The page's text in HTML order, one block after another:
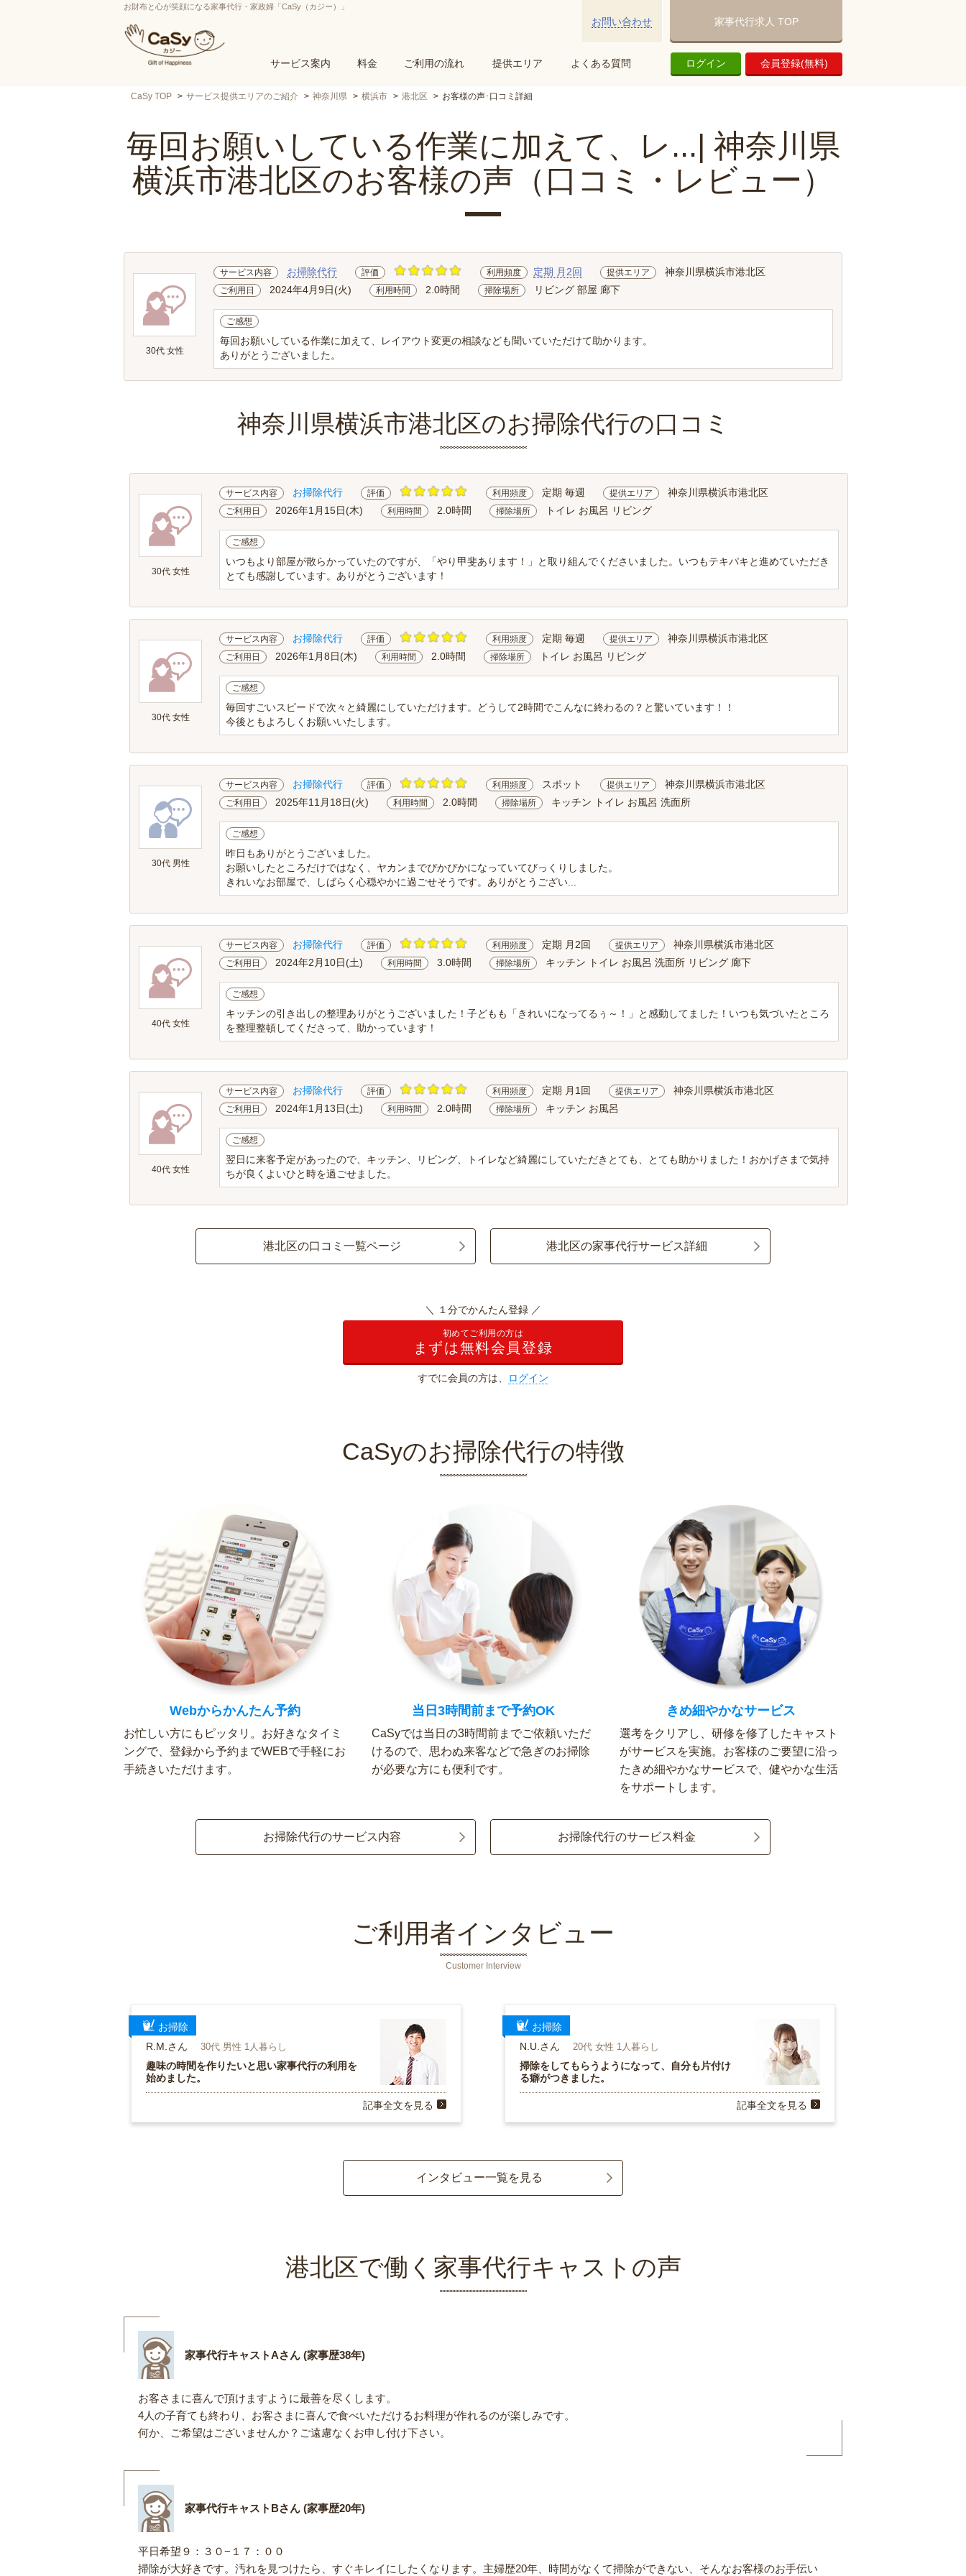
お財布と心が笑顔になる家事代行・家政婦「CaSy（カジー）」
サービス案内 料金 ご利用の流れ 提供エリア よくある質問 ログイン 会員登録(無料)
お問い合わせ 家事代行求人 TOP
CaSy TOP サービス提供エリアのご紹介 神奈川県 横浜市 港北区 お客様の声･口コミ詳細
毎回お願いしている作業に加えて、レ...| 神奈川県
横浜市港北区のお客様の声（口コミ・レビュー）
30代 女性
サービス内容 お掃除代行 評価 利用頻度 定期 月2回 提供エリア 神奈川県横浜市港北区
ご利用日 2024年4月9日(火) 利用時間 2.0時間 掃除場所 リビング 部屋 廊下
ご感想
毎回お願いしている作業に加えて、レイアウト変更の相談なども聞いていただけて助かります。
ありがとうございました。
神奈川県横浜市港北区のお掃除代行の口コミ
30代 女性
サービス内容 お掃除代行 評価 利用頻度 定期 毎週 提供エリア 神奈川県横浜市港北区
ご利用日 2026年1月15日(木) 利用時間 2.0時間 掃除場所 トイレ お風呂 リビング
ご感想
いつもより部屋が散らかっていたのですが、「やり甲斐あります！」と取り組んでくださいました。いつもテキパキと進めていただき
とても感謝しています。ありがとうございます！
30代 女性
サービス内容 お掃除代行 評価 利用頻度 定期 毎週 提供エリア 神奈川県横浜市港北区
ご利用日 2026年1月8日(木) 利用時間 2.0時間 掃除場所 トイレ お風呂 リビング
ご感想
毎回すごいスピードで次々と綺麗にしていただけます。どうして2時間でこんなに終わるの？と驚いています！！
今後ともよろしくお願いいたします。
30代 男性
サービス内容 お掃除代行 評価 利用頻度 スポット 提供エリア 神奈川県横浜市港北区
ご利用日 2025年11月18日(火) 利用時間 2.0時間 掃除場所 キッチン トイレ お風呂 洗面所
ご感想
昨日もありがとうございました。
お願いしたところだけではなく、ヤカンまでぴかぴかになっていてびっくりしました。
きれいなお部屋で、しばらく心穏やかに過ごせそうです。ありがとうござい...
40代 女性
サービス内容 お掃除代行 評価 利用頻度 定期 月2回 提供エリア 神奈川県横浜市港北区
ご利用日 2024年2月10日(土) 利用時間 3.0時間 掃除場所 キッチン トイレ お風呂 洗面所 リビング 廊下
ご感想
キッチンの引き出しの整理ありがとうございました！子どもも「きれいになってるぅ～！」と感動してました！いつも気づいたところ
を整理整頓してくださって、助かっています！
40代 女性
サービス内容 お掃除代行 評価 利用頻度 定期 月1回 提供エリア 神奈川県横浜市港北区
ご利用日 2024年1月13日(土) 利用時間 2.0時間 掃除場所 キッチン お風呂
ご感想
翌日に来客予定があったので、キッチン、リビング、トイレなど綺麗にしていただきとても、とても助かりました！おかげさまで気持
ちが良くよいひと時を過ごせました。
港北区の口コミ一覧ページ 港北区の家事代行サービス詳細
＼ １分でかんたん登録 ／
初めてご利用の方は
まずは無料会員登録
すでに会員の方は、 ログイン
CaSyのお掃除代行の特徴
Webからかんたん予約
お忙しい方にもピッタリ。お好きなタイミ
ングで、登録から予約までWEBで手軽にお
手続きいただけます。
当日3時間前まで予約OK
CaSyでは当日の3時間前までご依頼いただ
けるので、思わぬ来客などで急ぎのお掃除
が必要な方にも便利です。
きめ細やかなサービス
選考をクリアし、研修を修了したキャスト
がサービスを実施。お客様のご要望に沿っ
たきめ細やかなサービスで、健やかな生活
をサポートします。
お掃除代行のサービス内容 お掃除代行のサービス料金
ご利用者インタビュー
Customer Interview
お掃除
R.M.さん
30代 男性 1人暮らし
趣味の時間を作りたいと思い家事代行の利用を
始めました。
記事全文を見る
お掃除
N.U.さん
20代 女性 1人暮らし
掃除をしてもらうようになって、自分も片付け
る癖がつきました。
記事全文を見る
インタビュー一覧を見る
港北区で働く家事代行キャストの声
家事代行キャストAさん (家事歴38年)
お客さまに喜んで頂けますように最善を尽くします。
4人の子育ても終わり、お客さまに喜んで食べいただけるお料理が作れるのが楽しみです。
何か、ご希望はございませんか？ご遠慮なくお申し付け下さい。
家事代行キャストBさん (家事歴20年)
平日希望９：３０−１７：００
掃除が大好きです。汚れを見つけたら、すぐキレイにしたくなります。主婦歴20年、時間がなくて掃除ができない、そんなお客様のお手伝い